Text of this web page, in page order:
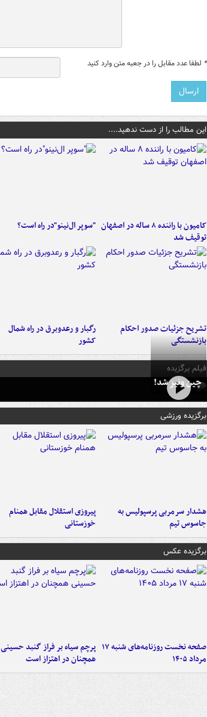
* لطفا عدد مقابل را در جعبه متن وارد کنید
این مطالب را از دست ندهید....
کامیون با راننده ۸ ساله در اصفهان
توقیف شد
"سوپر ال‌نینو"در راه است؟
تشریح جزئیات صدور احکام
بازنشستگی
رگبار و رعدوبرق در راه شمال
کشور
فیلم برگزیده
چین ونیز شد!
برگزیده ورزشی
هشدار سرمربی پرسپولیس به
جاسوس تیم
پیروزی استقلال مقابل همنام
خوزستانی
برگزیده عکس
صفحه نخست روزنامه‌های شنبه ۱۷
مرداد ۱۴۰۵
پرچم سیاه بر فراز گنبد حسینی
همچنان در اهتزاز است